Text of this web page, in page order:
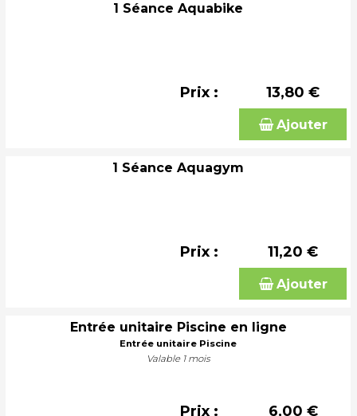
1 Séance Aquabike
Prix : 13,80 €
Ajouter
1 Séance Aquagym
Prix : 11,20 €
Ajouter
Entrée unitaire Piscine en ligne
Entrée unitaire Piscine
Valable 1 mois
Prix : 6,00 €